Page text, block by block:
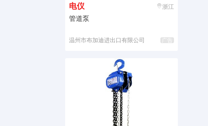
电仪 浙江
管道泵
温州市布加迪进出口有限公司 广告